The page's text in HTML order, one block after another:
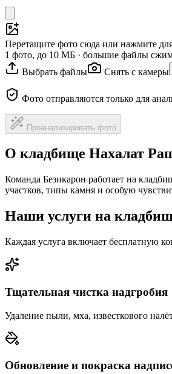
Перетащите фото сюда или нажмите
1 фото, до 10 МБ · большие файлы
Выбрать файлы
Снять с камеры
Фото отправляются только для
Проанализировать фото
О кладбище Нахалат
Команда Безикарон работает на
участков, типы камня и особую
Наши услуги на
Каждая услуга включает бесплатную
Тщательная чистка надгробия
Удаление пыли, мха, известкового
Обновление и покраска